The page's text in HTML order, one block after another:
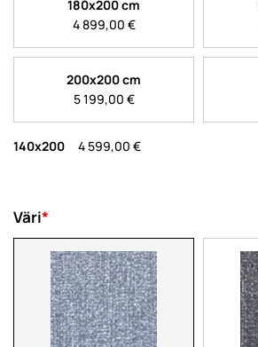
180x200 cm
4 899,00 €
200x200 cm
5 199,00 €
140x200 4 599,00 €
Väri*